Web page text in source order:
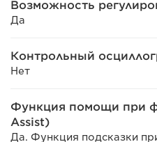
Возможность
Да
Контрольный
Нет
Функция помощи при
Assist)
Да. Функция подсказки